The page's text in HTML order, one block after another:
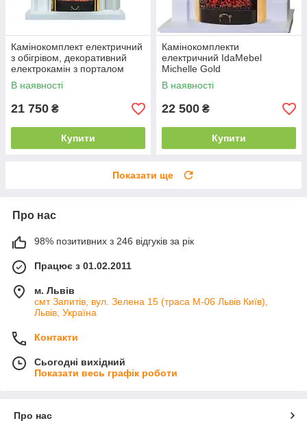
Камінокомплект електричний
з обігрівом, декоративний
електрокамін з порталом
IdaMebel Adele Majestic Brass
В наявності
21 750 ₴
Купити
Камінокомплекти
електричний IdaMebel
Michelle Gold
В наявності
22 500 ₴
Купити
Показати ще
Про нас
98% позитивних з 246 відгуків за рік
Працює з 01.02.2011
м. Львів
смт Запитів, вул. Зелена 15 (траса М-06 Львів Київ),
Львів, Україна
Контакти
Сьогодні вихідний
Показати весь графік роботи
Про нас